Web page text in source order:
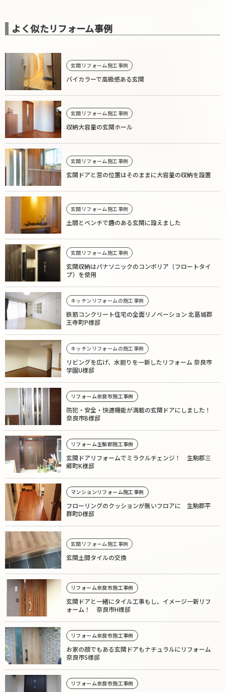
よく似たリフォーム事例
玄関リフォーム施工事例
バイカラーで高級感ある玄関
玄関リフォーム施工事例
収納大容量の玄関ホール
玄関リフォーム施工事例
玄関ドアと窓の位置はそのままに大容量の収納を設置
玄関リフォーム施工事例
土間とベンチで趣のある玄関に設えました
玄関リフォーム施工事例
玄関収納はパナソニックのコンポリア（フロートタイ
プ）を使用
キッチンリフォームの施工事例
鉄筋コンクリート住宅の全面リノベーション 北葛城郡
王寺町P様邸
キッチンリフォームの施工事例
リビングを広げ、水廻りを一新したリフォーム 奈良市
学園U様邸
リフォーム奈良市施工事例
防犯・安全・快適機能が満載の玄関ドアにしました！
奈良市B様邸
リフォーム生駒郡施工事例
玄関ドアリフォームでミラクルチェンジ！ 生駒郡三
郷町K様邸
マンションリフォーム施工事例
フローリングのクッションが無いフロアに 生駒郡平
群町D様邸
玄関リフォーム施工事例
玄関土間タイルの交換
リフォーム奈良市施工事例
玄関ドアと一緒にタイル工事もし、イメージ一新リフ
ォーム！ 奈良市H様邸
リフォーム奈良市施工事例
お家の顔でもある玄関ドアもナチュラルにリフォーム
奈良市S様邸
リフォーム奈良市施工事例